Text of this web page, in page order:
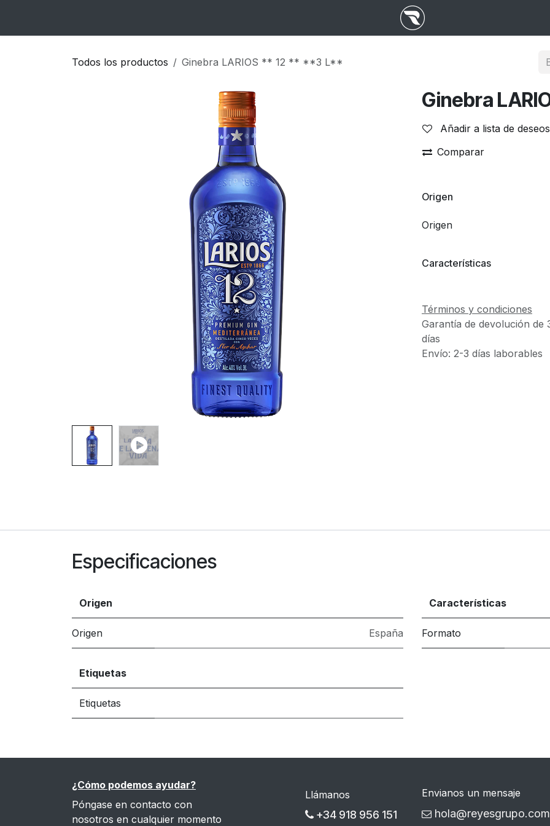
Todos los productos Ginebra LARIOS ** 12 ** **3 L**
Ginebra
Añadir a lista de deseos
Comparar
Origen
Origen
Características
Términos y condiciones
Garantía de devolución de
días
Envío: 2-3 días laborables
Especificaciones
Origen
Origen España
Características
Formato
Etiquetas
Etiquetas
¿Cómo podemos ayudar?
Póngase en contacto con
nosotros en cualquier momento
Llámanos
+34 918 956 151
Envianos un mensaje
hola@reyesgrupo.com